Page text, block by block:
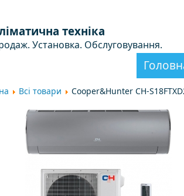
техніка
Установка. Обслуговування.
Всі товари Cooper&Hunter CH-